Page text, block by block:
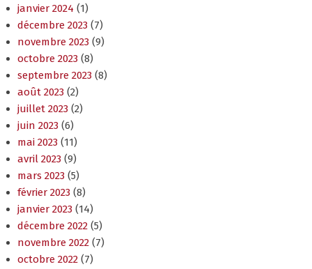
janvier 2024 (1)
décembre 2023 (7)
novembre 2023 (9)
octobre 2023 (8)
septembre 2023 (8)
août 2023 (2)
juillet 2023 (2)
juin 2023 (6)
mai 2023 (11)
avril 2023 (9)
mars 2023 (5)
février 2023 (8)
janvier 2023 (14)
décembre 2022 (5)
novembre 2022 (7)
octobre 2022 (7)